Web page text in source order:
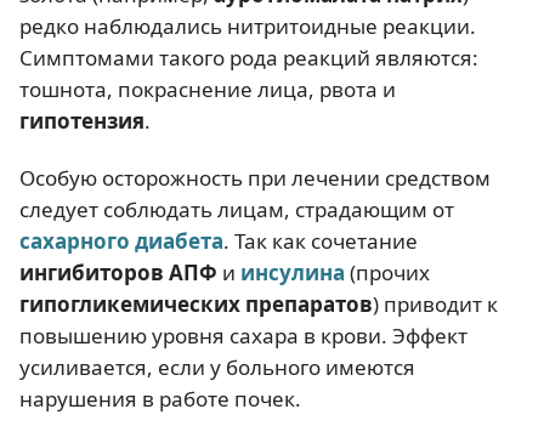
редко наблюдались нитритоидные реакции.
Симптомами такого рода реакций являются:
тошнота, покраснение лица, рвота и
гипотензия.
Особую осторожность при лечении средством
следует соблюдать лицам, страдающим от
сахарного диабета. Так как сочетание
ингибиторов АПФ и инсулина (прочих
гипогликемических препаратов) приводит к
повышению уровня сахара в крови. Эффект
усиливается, если у больного имеются
нарушения в работе почек.